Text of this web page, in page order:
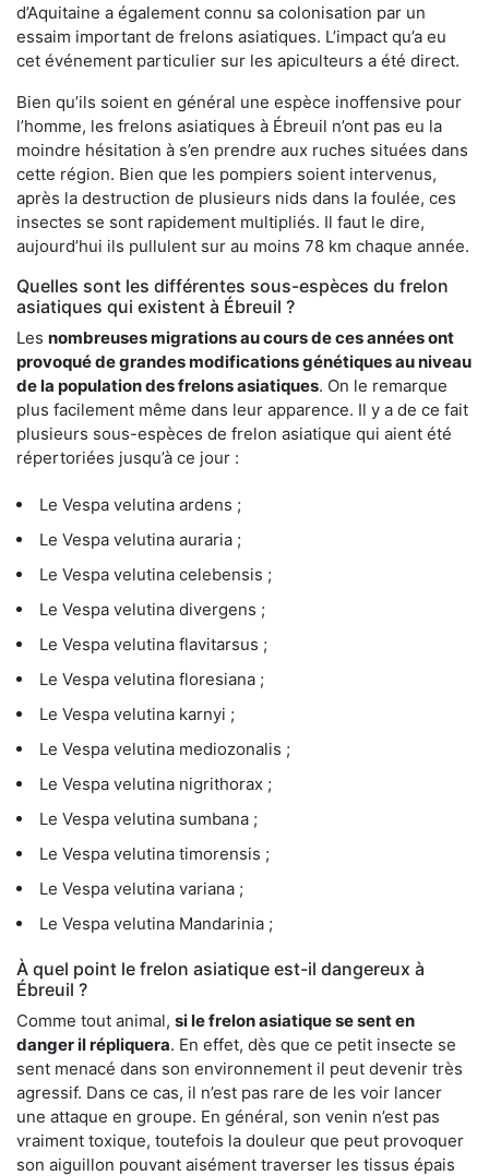
d’Aquitaine a également connu sa colonisation par un
essaim important de frelons asiatiques. L’impact qu’a eu
cet événement particulier sur les apiculteurs a été direct.
Bien qu’ils soient en général une espèce inoffensive pour
l’homme, les frelons asiatiques à Ébreuil n’ont pas eu la
moindre hésitation à s’en prendre aux ruches situées dans
cette région. Bien que les pompiers soient intervenus,
après la destruction de plusieurs nids dans la foulée, ces
insectes se sont rapidement multipliés. Il faut le dire,
aujourd’hui ils pullulent sur au moins 78 km chaque année.
Quelles sont les différentes sous-espèces du frelon
asiatiques qui existent à Ébreuil ?
Les nombreuses migrations au cours de ces années ont
provoqué de grandes modifications génétiques au niveau
de la population des frelons asiatiques. On le remarque
plus facilement même dans leur apparence. Il y a de ce fait
plusieurs sous-espèces de frelon asiatique qui aient été
répertoriées jusqu’à ce jour :
Le Vespa velutina ardens ;
Le Vespa velutina auraria ;
Le Vespa velutina celebensis ;
Le Vespa velutina divergens ;
Le Vespa velutina flavitarsus ;
Le Vespa velutina floresiana ;
Le Vespa velutina karnyi ;
Le Vespa velutina mediozonalis ;
Le Vespa velutina nigrithorax ;
Le Vespa velutina sumbana ;
Le Vespa velutina timorensis ;
Le Vespa velutina variana ;
Le Vespa velutina Mandarinia ;
À quel point le frelon asiatique est-il dangereux à
Ébreuil ?
Comme tout animal, si le frelon asiatique se sent en
danger il répliquera. En effet, dès que ce petit insecte se
sent menacé dans son environnement il peut devenir très
agressif. Dans ce cas, il n’est pas rare de les voir lancer
une attaque en groupe. En général, son venin n’est pas
vraiment toxique, toutefois la douleur que peut provoquer
son aiguillon pouvant aisément traverser les tissus épais